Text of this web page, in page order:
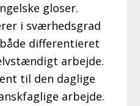
gloser.
i sværhedsgrad
differentieret
arbejde.
til den daglige
arbejde.